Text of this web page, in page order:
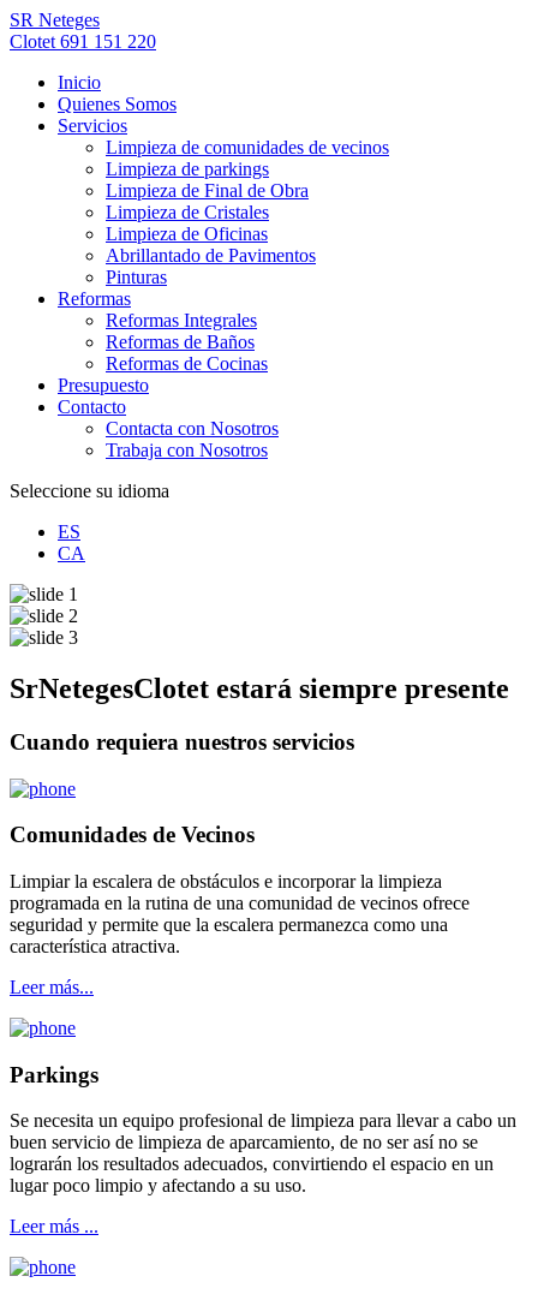
SR Neteges
Clotet 691 151 220
Inicio
Quienes Somos
Servicios
Limpieza de comunidades de vecinos
Limpieza de parkings
Limpieza de Final de Obra
Limpieza de Cristales
Limpieza de Oficinas
Abrillantado de Pavimentos
Pinturas
Reformas
Reformas Integrales
Reformas de Baños
Reformas de Cocinas
Presupuesto
Contacto
Contacta con Nosotros
Trabaja con Nosotros
Seleccione su idioma
ES
CA
SrNetegesClotet estará siempre presente
Cuando requiera nuestros servicios
Comunidades de Vecinos
Limpiar la escalera de obstáculos e incorporar la limpieza
programada en la rutina de una comunidad de vecinos ofrece
seguridad y permite que la escalera permanezca como una
característica atractiva.
Leer más...
Parkings
Se necesita un equipo profesional de limpieza para llevar a cabo un
buen servicio de limpieza de aparcamiento, de no ser así no se
lograrán los resultados adecuados, convirtiendo el espacio en un
lugar poco limpio y afectando a su uso.
Leer más ...